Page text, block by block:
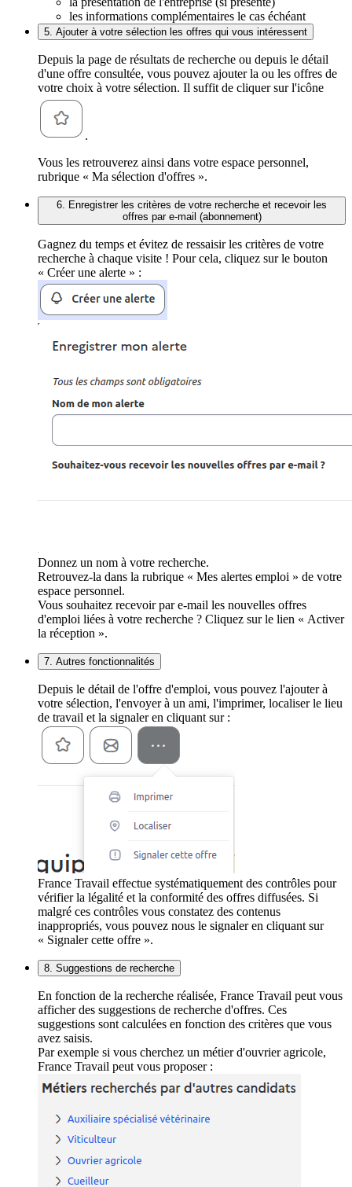
les informations complémentaires le cas échéant
5. Ajouter à votre sélection les offres qui vous intéressent
Depuis la page de résultats de recherche ou depuis le détail
d'une offre consultée, vous pouvez ajouter la ou les offres de
votre choix à votre sélection. Il suffit de cliquer sur l'icône
.
Vous les retrouverez ainsi dans votre espace personnel,
rubrique « Ma sélection d'offres ».
6. Enregistrer les critères de votre recherche et recevoir les
offres par e-mail (abonnement)
Gagnez du temps et évitez de ressaisir les critères de votre
recherche à chaque visite ! Pour cela, cliquez sur le bouton
« Créer une alerte » :
Donnez un nom à votre recherche.
Retrouvez-la dans la rubrique « Mes alertes emploi » de votre
espace personnel.
Vous souhaitez recevoir par e-mail les nouvelles offres
d'emploi liées à votre recherche ? Cliquez sur le lien « Activer
la réception ».
7. Autres fonctionnalités
Depuis le détail de l'offre d'emploi, vous pouvez l'ajouter à
votre sélection, l'envoyer à un ami, l'imprimer, localiser le lieu
de travail et la signaler en cliquant sur :
France Travail effectue systématiquement des contrôles pour
vérifier la légalité et la conformité des offres diffusées. Si
malgré ces contrôles vous constatez des contenus
inappropriés, vous pouvez nous le signaler en cliquant sur
« Signaler cette offre ».
8. Suggestions de recherche
En fonction de la recherche réalisée, France Travail peut vous
afficher des suggestions de recherche d'offres. Ces
suggestions sont calculées en fonction des critères que vous
avez saisis.
Par exemple si vous cherchez un métier d'ouvrier agricole,
France Travail peut vous proposer :